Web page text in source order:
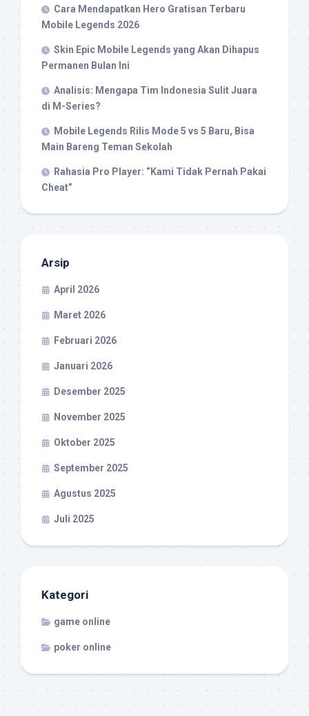
Cara Mendapatkan Hero Gratisan Terbaru
Mobile Legends 2026
Skin Epic Mobile Legends yang Akan Dihapus
Permanen Bulan Ini
Analisis: Mengapa Tim Indonesia Sulit Juara
di M-Series?
Mobile Legends Rilis Mode 5 vs 5 Baru, Bisa
Main Bareng Teman Sekolah
Rahasia Pro Player: “Kami Tidak Pernah Pakai
Cheat”
Arsip
April 2026
Maret 2026
Februari 2026
Januari 2026
Desember 2025
November 2025
Oktober 2025
September 2025
Agustus 2025
Juli 2025
Kategori
game online
poker online